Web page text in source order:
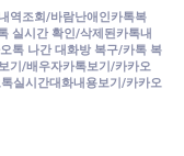
역조회/바람난애인카톡복
실시간 확인/삭제된카톡내
톡 나간 대화방 복구/카톡 복
기/배우자카톡보기/카카오
실시간대화내용보기/카카오